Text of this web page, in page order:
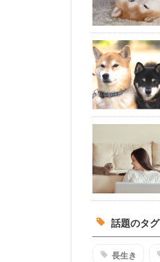
話題のタグ
長生き